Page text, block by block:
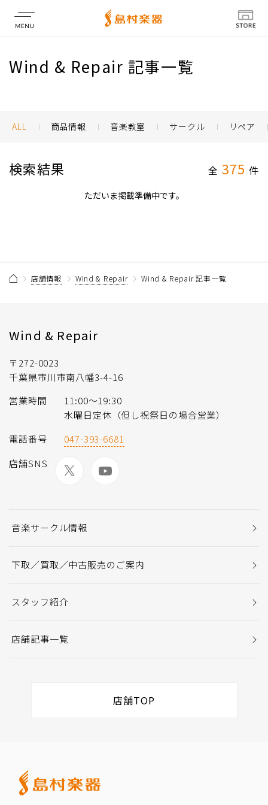
店舗情報
Wind & Repair 記事一覧
ALL 商品情報 音楽教室 サークル リペア
検索結果 全 375 件
ただいま掲載準備中です。
店舗情報 Wind & Repair Wind & Repair 記事一覧
Wind & Repair
〒272-0023
千葉県市川市南八幡3-4-16
営業時間
11:00〜19:30
水曜日定休（但し祝祭日の場合営業）
電話番号
047-393-6681
店舗SNS
音楽サークル情報
下取／買取／中古販売のご案内
スタッフ紹介
店舗記事一覧
店舗TOP